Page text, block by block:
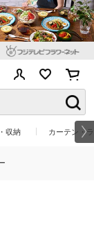
収納 カーテン・